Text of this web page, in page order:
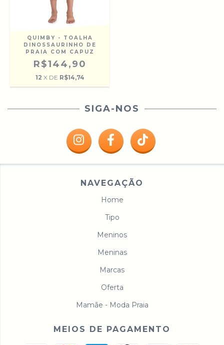
QUIMBY - TOALHA
DINOSSAURINHO DE
PRAIA COM CAPUZ
R$144,90
12 X DE R$14,74
SIGA-NOS
NAVEGAÇÃO
Home
Tipo
Meninos
Meninas
Marcas
Oferta
Mamãe - Moda Praia
MEIOS DE PAGAMENTO